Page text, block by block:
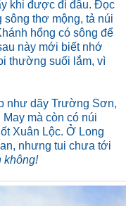
khi được đi đâu. Đọc
thơ mộng, tả núi
hổng có sông để
này mới biết nhớ
thường suối lắm, vì
như dãy Trường Sơn,
mà còn có núi
Xuân Lộc. Ở Long
nhưng tui chưa tới
không!